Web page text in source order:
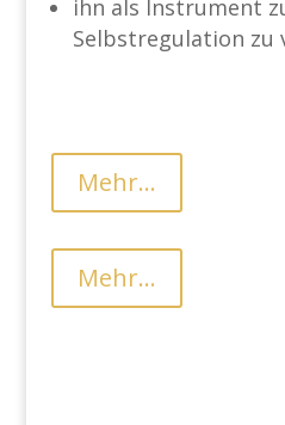
ihn als Instrument
Selbstregulation zu
Mehr...
Mehr...